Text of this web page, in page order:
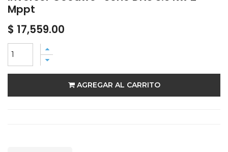
Mppt
$ 17,559.00
AGREGAR AL CARRITO